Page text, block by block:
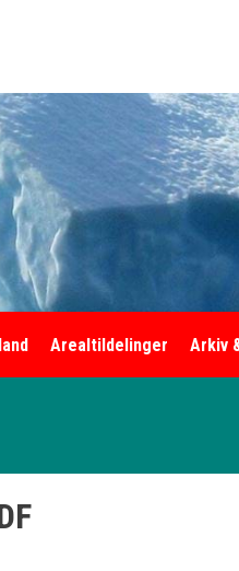
Arealtildelinger Arkiv